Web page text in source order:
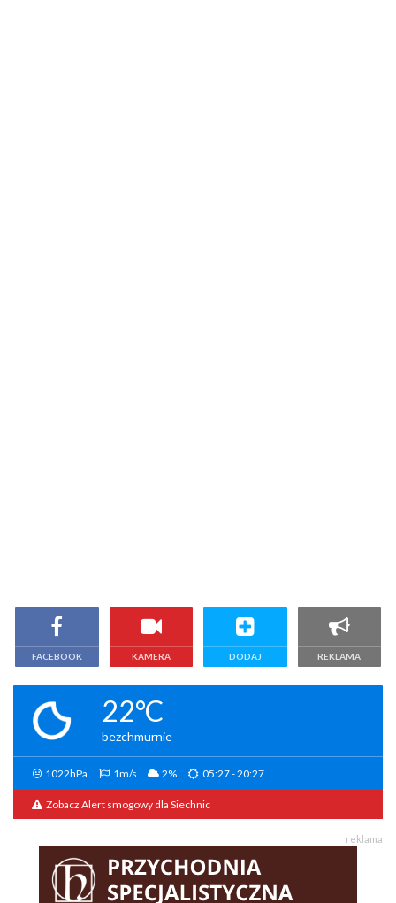
FACEBOOK KAMERA DODAJ REKLAMA
22°C
bezchmurnie
1022hPa 1m/s 2% 05:27 - 20:27
Zobacz Alert smogowy dla Siechnic
reklama